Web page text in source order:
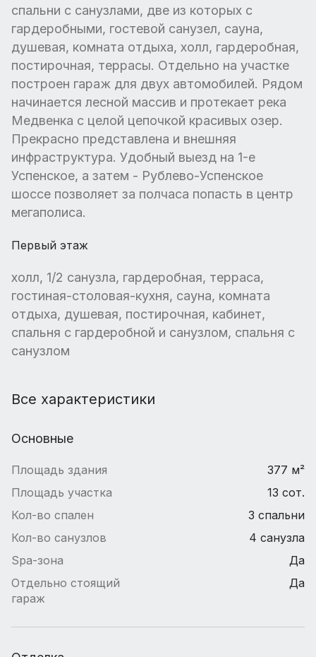
спальни с санузлами, две из которых с
гардеробными, гостевой санузел, сауна,
душевая, комната отдыха, холл, гардеробная,
постирочная, террасы. Отдельно на участке
построен гараж для двух автомобилей. Рядом
начинается лесной массив и протекает река
Медвенка с целой цепочкой красивых озер.
Прекрасно представлена и внешняя
инфраструктура. Удобный выезд на 1-е
Успенское, а затем - Рублево-Успенское
шоссе позволяет за полчаса попасть в центр
мегаполиса.
Первый этаж
холл, 1/2 санузла, гардеробная, терраса,
гостиная-столовая-кухня, сауна, комната
отдыха, душевая, постирочная, кабинет,
спальня с гардеробной и санузлом, спальня с
санузлом
Все характеристики
Основные
Площадь здания
377 м²
Площадь участка
13 сот.
Кол-во спален
3 спальни
Кол-во санузлов
4 санузла
Spa-зона
Да
Отдельно стоящий
гараж
Да